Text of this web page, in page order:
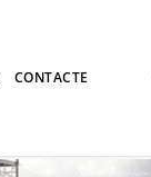
CONTACTE